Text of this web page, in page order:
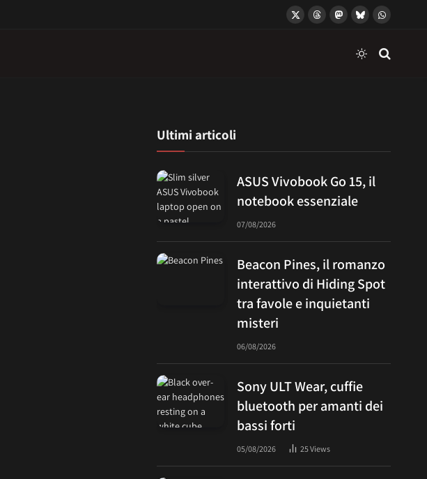
X
ThreadsMastodon
BlueskyWhatsApp
Ultimi articoli
ASUS Vivobook Go 15, il
notebook essenziale
07/08/2026
Beacon Pines, il romanzo
interattivo di Hiding Spot
tra favole e inquietanti
misteri
06/08/2026
Sony ULT Wear, cuffie
bluetooth per amanti dei
bassi forti
05/08/2026 25Views